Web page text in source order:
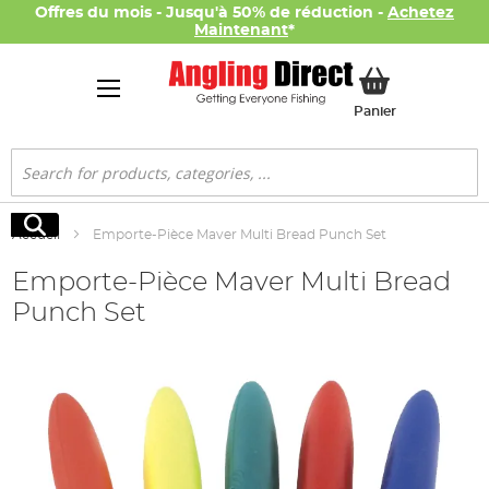
Offres du mois - Jusqu'à 50% de réduction - Achetez
Maintenant*
PanierMon panier
Rechercher
Rechercher
Accueil Emporte-Pièce Maver Multi Bread Punch Set
Emporte-Pièce Maver Multi Bread
Punch Set
images